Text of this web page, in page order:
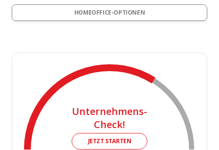
HOMEOFFICE-OPTIONEN
Unternehmens-
Check!
JETZT STARTEN